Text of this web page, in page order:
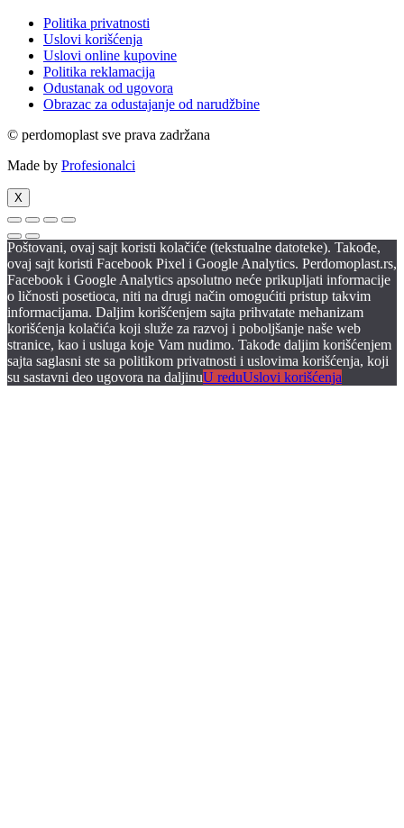
Politika privatnosti
Uslovi korišćenja
Uslovi online kupovine
Politika reklamacija
Odustanak od ugovora
Obrazac za odustajanje od narudžbine
© perdomoplast sve prava zadržana
Made by Profesionalci
X
Poštovani, ovaj sajt koristi kolačiće (tekstualne datoteke). Takođe,
ovaj sajt koristi Facebook Pixel i Google Analytics. Perdomoplast.rs,
Facebook i Google Analytics apsolutno neće prikupljati informacije
o ličnosti posetioca, niti na drugi način omogućiti pristup takvim
informacijama. Daljim korišćenjem sajta prihvatate mehanizam
korišćenja kolačića koji služe za razvoj i poboljšanje naše web
stranice, kao i usluga koje Vam nudimo. Takođe daljim korišćenjem
sajta saglasni ste sa politikom privatnosti i uslovima korišćenja, koji
su sastavni deo ugovora na daljinuU reduUslovi korišćenja